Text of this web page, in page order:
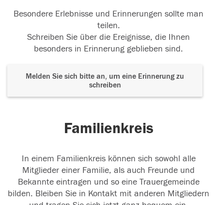
Besondere Erlebnisse und Erinnerungen sollte man
teilen.
Schreiben Sie über die Ereignisse, die Ihnen
besonders in Erinnerung geblieben sind.
Melden Sie sich bitte an, um eine Erinnerung zu
schreiben
Familienkreis
In einem Familienkreis können sich sowohl alle
Mitglieder einer Familie, als auch Freunde und
Bekannte eintragen und so eine Trauergemeinde
bilden. Bleiben Sie in Kontakt mit anderen Mitgliedern